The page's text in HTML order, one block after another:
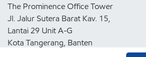
The Prominence Office Tower
Jl. Jalur Sutera Barat Kav. 15,
Lantai 29 Unit A-G
Kota Tangerang, Banten